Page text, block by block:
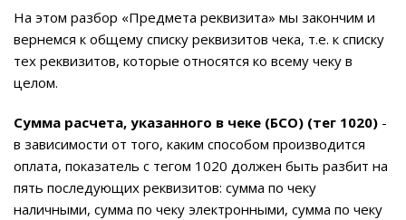
На этом разбор «Предмета реквизита» мы закончим и
вернемся к общему списку реквизитов чека, т.е. к списку
тех реквизитов, которые относятся ко всему чеку в
целом.
Сумма расчета, указанного в чеке (БСО) (тег 1020) -
в зависимости от того, каким способом производится
оплата, показатель с тегом 1020 должен быть разбит на
пять последующих реквизитов: сумма по чеку
наличными, сумма по чеку электронными, сумма по чеку